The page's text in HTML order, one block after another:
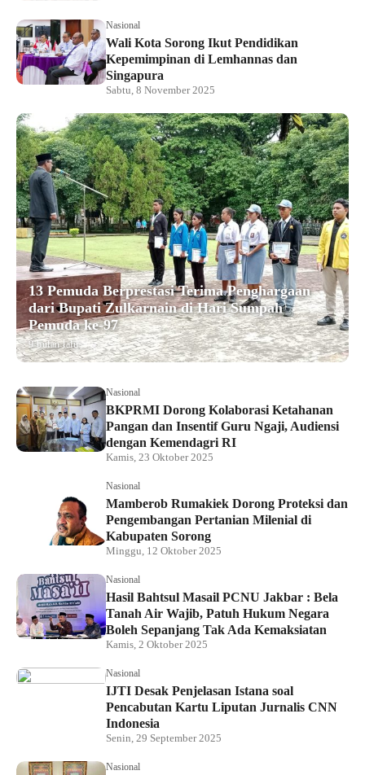
Nasional
Wali Kota Sorong Ikut Pendidikan
Kepemimpinan di Lemhannas dan
Singapura
Sabtu, 8 November 2025
13 Pemuda Berprestasi Terima Penghargaan
dari Bupati Zulkarnain di Hari Sumpah
Pemuda ke-97
9 bulan lalu
Nasional
BKPRMI Dorong Kolaborasi Ketahanan
Pangan dan Insentif Guru Ngaji, Audiensi
dengan Kemendagri RI
Kamis, 23 Oktober 2025
Nasional
Mamberob Rumakiek Dorong Proteksi dan
Pengembangan Pertanian Milenial di
Kabupaten Sorong
Minggu, 12 Oktober 2025
Nasional
Hasil Bahtsul Masail PCNU Jakbar : Bela
Tanah Air Wajib, Patuh Hukum Negara
Boleh Sepanjang Tak Ada Kemaksiatan
Kamis, 2 Oktober 2025
Nasional
IJTI Desak Penjelasan Istana soal
Pencabutan Kartu Liputan Jurnalis CNN
Indonesia
Senin, 29 September 2025
Nasional